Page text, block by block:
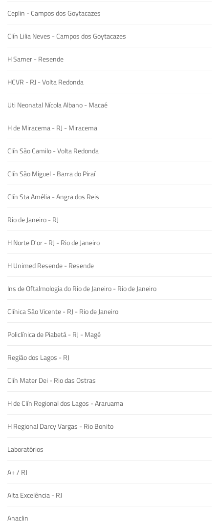
Ceplin - Campos dos Goytacazes
Clín Lilia Neves - Campos dos Goytacazes
H Samer - Resende
HCVR - RJ - Volta Redonda
Uti Neonatal Nícola Albano - Macaé
H de Miracema - RJ - Miracema
Clín São Camilo - Volta Redonda
Clín São Miguel - Barra do Piraí
Clín Sta Amélia - Angra dos Reis
Rio de Janeiro - RJ
H Norte D'or - RJ - Rio de Janeiro
H Unimed Resende - Resende
Ins de Oftalmologia do Rio de Janeiro - Rio de Janeiro
Clínica São Vicente - RJ - Rio de Janeiro
Policlínica de Piabetá - RJ - Magé
Região dos Lagos - RJ
Clín Mater Dei - Rio das Ostras
H de Clín Regional dos Lagos - Araruama
H Regional Darcy Vargas - Rio Bonito
Laboratórios
A+ / RJ
Alta Excelência - RJ
Anaclin